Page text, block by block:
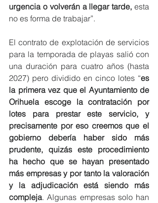
urgencia o volverán a llegar tarde, esta
no es forma de trabajar”.
El contrato de explotación de servicios
para la temporada de playas salió con
una duración para cuatro años (hasta
2027) pero dividido en cinco lotes “es
la primera vez que el Ayuntamiento de
Orihuela escoge la contratación por
lotes para prestar este servicio, y
precisamente por eso creemos que el
gobierno debería haber sido más
prudente, quizás este procedimiento
ha hecho que se hayan presentado
más empresas y por tanto la valoración
y la adjudicación está siendo más
compleja. Algunas empresas solo han